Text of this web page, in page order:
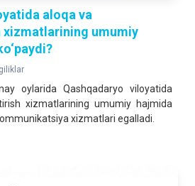
aloqa va
umumiy
oylarida Qashqadaryo viloyatida
xizmatlarining umumiy hajmida
xizmatlari egalladi.